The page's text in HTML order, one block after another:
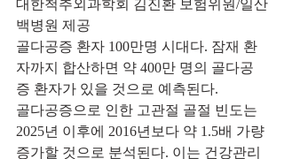
대한척추외과학회 김진환 보험위원/일산
백병원 제공
골다공증 환자 100만명 시대다. 잠재 환
자까지 합산하면 약 400만 명의 골다공
증 환자가 있을 것으로 예측된다.
골다공증으로 인한 고관절 골절 빈도는
2025년 이후에 2016년보다 약 1.5배 가량
증가할 것으로 분석된다. 이는 건강관리